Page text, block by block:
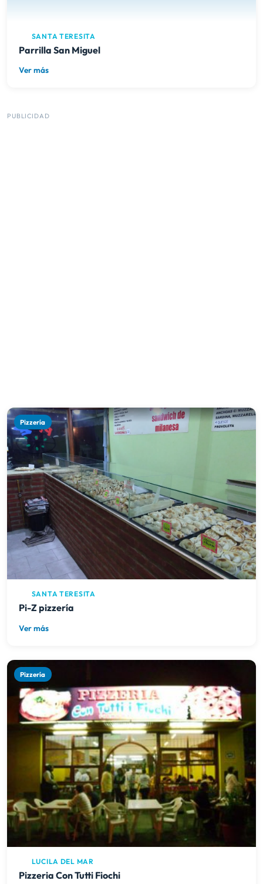
SANTA TERESITA
Parrilla San Miguel
Ver más
PUBLICIDAD
Pizzería
SANTA TERESITA
Pi-Z pizzería
Ver más
Pizzería
LUCILA DEL MAR
Pizzeria Con Tutti Fiochi